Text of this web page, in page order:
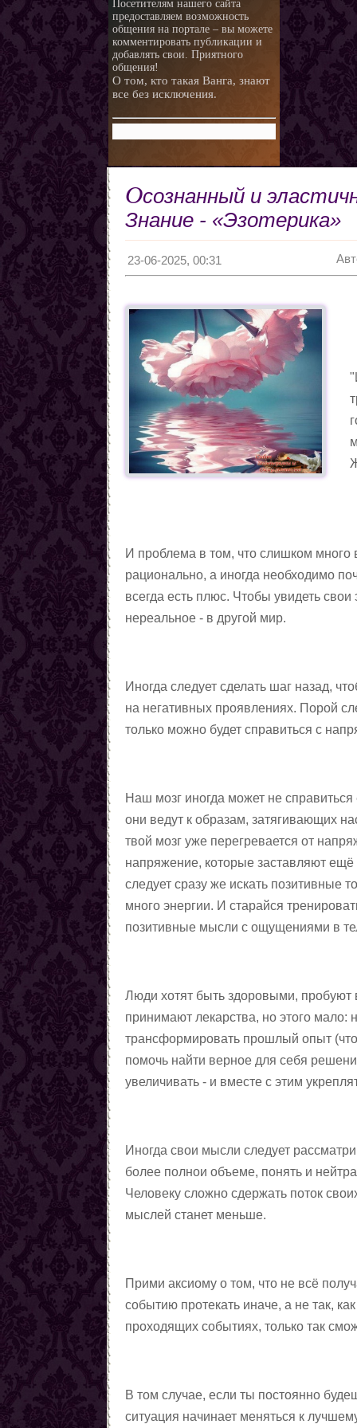
Посетителям нашего сайта
предоставляем возможность
общения на портале – вы можете
комментировать публикации и
добавлять свои. Приятного
общения!
О том, кто такая Ванга, знают
все без исключения.
Осознанный и
Знание - «Эзотерика»
23-06-2025, 00:31
И проблема в том, что слишком
рационально, а иногда необходимо
всегда есть плюс. Чтобы увидеть
нереальное - в другой мир.
Иногда следует сделать шаг назад,
на негативных проявлениях. Порой
только можно будет справиться с
Наш мозг иногда может не
они ведут к образам, затягивающих
твой мозг уже перегревается от
напряжение, которые заставляют
следует сразу же искать позитивные
много энергии. И старайся
позитивные мысли с ощущениями в
Люди хотят быть здоровыми, пробуют
принимают лекарства, но этого мало:
трансформировать прошлый опыт
помочь найти верное для себя
увеличивать - и вместе с этим
Иногда свои мысли следует
более полнои объеме, понять и
Человеку сложно сдержать поток
мыслей станет меньше.
Прими аксиому о том, что не всё
событию протекать иначе, а не так,
проходящих событиях, только так
В том случае, если ты постоянно
ситуация начинает меняться к